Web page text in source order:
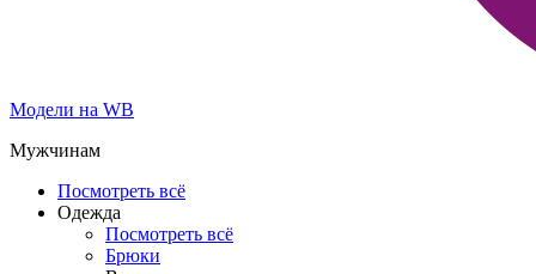
Модели на WB
Мужчинам
Посмотреть всё
Одежда
Посмотреть всё
Брюки